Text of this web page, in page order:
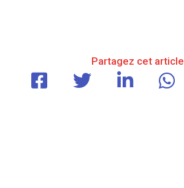
Partagez cet article